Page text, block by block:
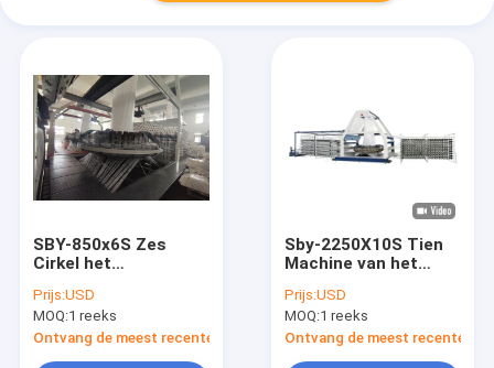
SBY-850x6S Zes
Cirkel het
van het Pendel
Cirkelweefgetouw
voor pp Geweven
Zakken
Prijs:USD
MOQ:1 reeks
Ontvang de meest recente Prijs
Sby-2250X10S Tien
Machine van het
Cirkelweefgetouw
voor Geteerd
zeildoekfabrikant
Prijs:USD
MOQ:1 reeks
Ontvang de meest recente